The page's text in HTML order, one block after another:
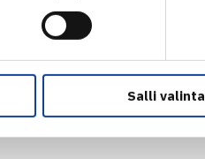
Salli valinta